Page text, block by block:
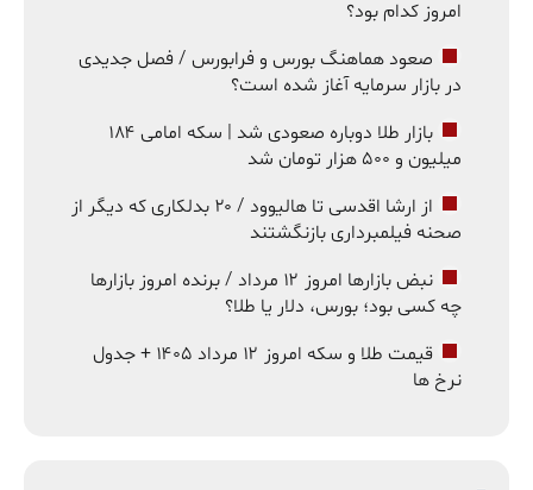
امروز کدام بود؟
صعود هماهنگ بورس و فرابورس / فصل جدیدی
در بازار سرمایه آغاز شده است؟
بازار طلا دوباره صعودی شد | سکه امامی ۱۸۴
میلیون و ۵۰۰ هزار تومان شد
از ارشا اقدسی تا هالیوود / ۲۰ بدلکاری که دیگر از
صحنه فیلمبرداری بازنگشتند
نبض بازارها امروز ۱۲ مرداد / برنده امروز بازارها
چه کسی بود؛ بورس، دلار یا طلا؟
قیمت طلا و سکه امروز ۱۲ مرداد ۱۴۰۵ + جدول
نرخ ها